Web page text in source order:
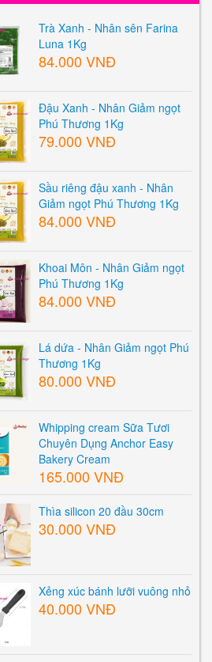
Trà Xanh - Nhân sên Farina
Luna 1Kg
84.000 VNĐ
Đậu Xanh - Nhân Giảm ngọt
Phú Thương 1Kg
79.000 VNĐ
Sầu riêng đậu xanh - Nhân
Giảm ngọt Phú Thương 1Kg
84.000 VNĐ
Khoai Môn - Nhân Giảm ngọt
Phú Thương 1Kg
84.000 VNĐ
Lá dứa - Nhân Giảm ngọt Phú
Thương 1Kg
80.000 VNĐ
Whipping cream Sữa Tươi
Chuyên Dụng Anchor Easy
Bakery Cream
165.000 VNĐ
Thìa silicon 20 đầu 30cm
30.000 VNĐ
Xẻng xúc bánh lưỡi vuông nhỏ
40.000 VNĐ